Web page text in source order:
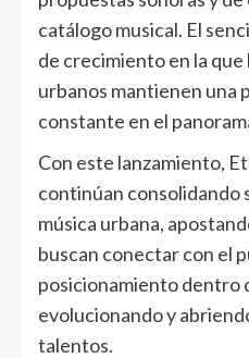
catálogo musical. El
de crecimiento en la
urbanos mantienen una
constante en el
Con este lanzamiento,
continúan consolidando
música urbana,
buscan conectar con el
posicionamiento dentro
evolucionando y
talentos.